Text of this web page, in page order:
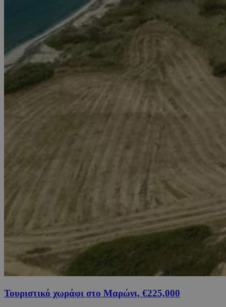
Τουριστικό χωράφι στο Μαρώνι, €225,000